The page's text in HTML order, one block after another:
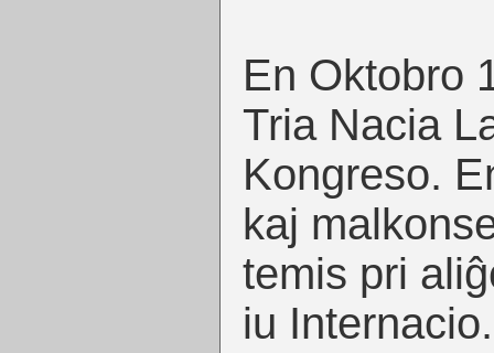
En Oktobro
Tria Nacia
Kongreso.
kaj
temis pri
iu